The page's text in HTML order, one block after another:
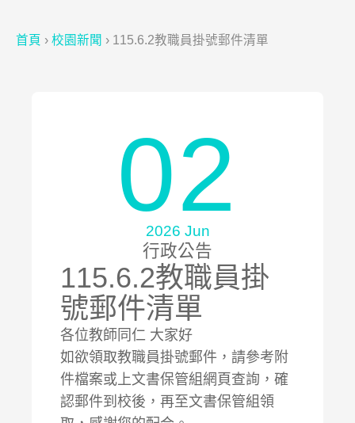
首頁 › 校園新聞 › 115.6.2教職員掛號郵件清單
02
2026 Jun
行政公告
115.6.2教職員掛
號郵件清單
各位教師同仁 大家好
如欲領取教職員掛號郵件，請參考附
件檔案或上文書保管組網頁查詢，確
認郵件到校後，再至文書保管組領